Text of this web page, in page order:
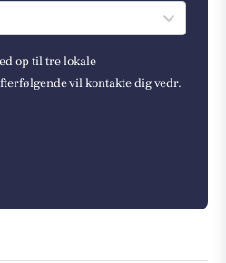
op til tre lokale
vil kontakte dig vedr.